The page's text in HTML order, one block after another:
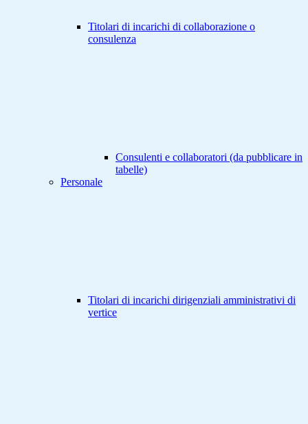
Titolari di incarichi di collaborazione o
consulenza
Consulenti e collaboratori (da pubblicare in
tabelle)
Personale
Titolari di incarichi dirigenziali amministrativi di
vertice